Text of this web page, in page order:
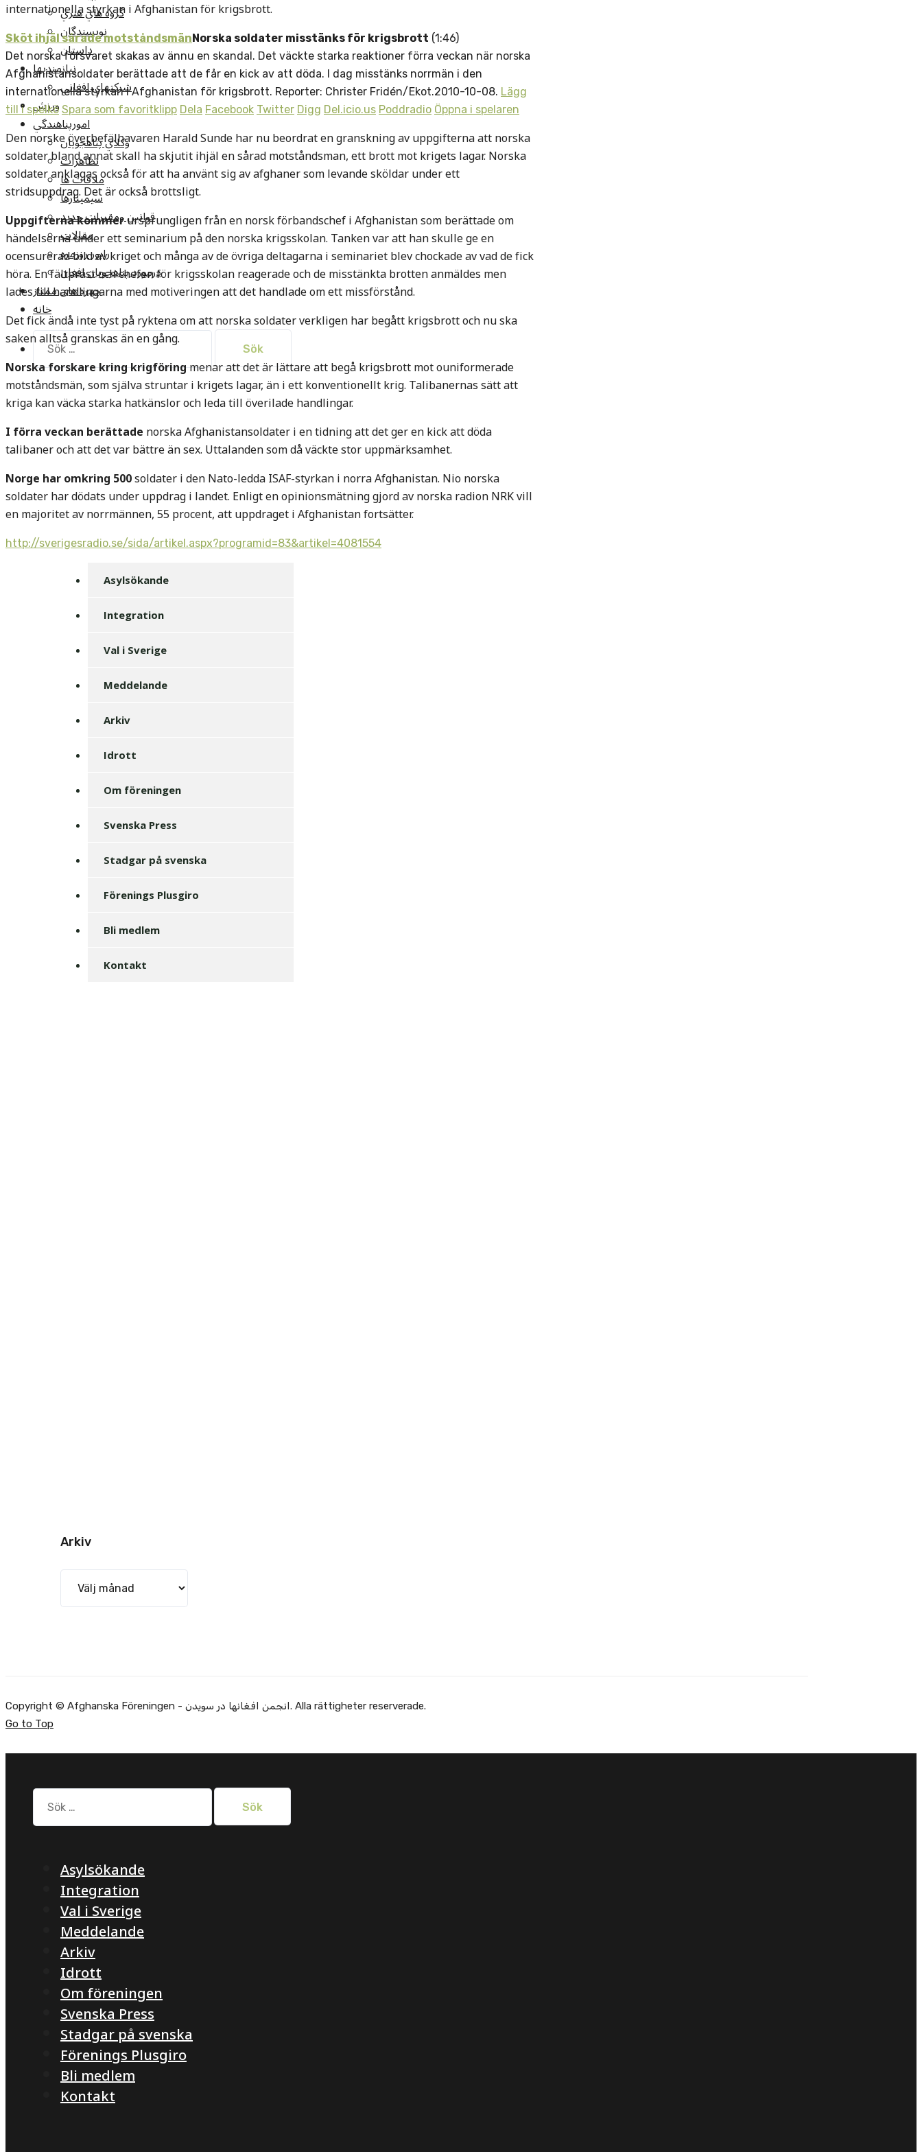
گروه هاي هنري
نويسندگان
داستان
نيازمنديها
شرکتهاي افغاني
ورزش
امورپناهندگي
وکلاي پناهجويان
تظاهرات
ملاقات ها
سيمينارها
قوانين ومقررات جديد
مقالات
راپور روزمره
درمورد پناهجويان افغان
چهره های ممتاز
خانه
Sök
efter:
internationella styrkan i Afghanistan för krigsbrott.
Sköt ihjäl sårade motståndsmänNorska soldater misstänks för krigsbrott (1:46)
Det norska försvaret skakas av ännu en skandal. Det väckte starka reaktioner förra veckan när norska
Afghanistansoldater berättade att de får en kick av att döda. I dag misstänks norrmän i den
internationella styrkan i Afghanistan för krigsbrott. Reporter: Christer Fridén/Ekot.2010-10-08. Lägg
till i spelkö Spara som favoritklipp Dela Facebook Twitter Digg Del.icio.us Poddradio Öppna i spelaren
Den norske överbefälhavaren Harald Sunde har nu beordrat en granskning av uppgifterna att norska
soldater bland annat skall ha skjutit ihjäl en sårad motståndsman, ett brott mot krigets lagar. Norska
soldater anklagas också för att ha använt sig av afghaner som levande sköldar under ett
stridsuppdrag. Det är också brottsligt.
Uppgifterna kommerursprungligen från en norsk förbandschef i Afghanistan som berättade om
händelserna under ett seminarium på den norska krigsskolan. Tanken var att han skulle ge en
ocensurerad bild av kriget och många av de övriga deltagarna i seminariet blev chockade av vad de fick
höra. En fältpräst och chefen för krigsskolan reagerade och de misstänkta brotten anmäldes men
lades till handlingarna med motiveringen att det handlade om ett missförstånd.
Det fick ändå inte tyst på ryktena om att norska soldater verkligen har begått krigsbrott och nu ska
saken alltså granskas än en gång.
Norska forskare kring krigföringmenar att det är lättare att begå krigsbrott mot ouniformerade
motståndsmän, som själva struntar i krigets lagar, än i ett konventionellt krig. Talibanernas sätt att
kriga kan väcka starka hatkänslor och leda till överilade handlingar.
I förra veckan berättadenorska Afghanistansoldater i en tidning att det ger en kick att döda
talibaner och att det var bättre än sex. Uttalanden som då väckte stor uppmärksamhet.
Norge har omkring 500soldater i den Nato-ledda ISAF-styrkan i norra Afghanistan. Nio norska
soldater har dödats under uppdrag i landet. Enligt en opinionsmätning gjord av norska radion NRK vill
en majoritet av norrmännen, 55 procent, att uppdraget i Afghanistan fortsätter.
http://sverigesradio.se/sida/artikel.aspx?programid=83&artikel=4081554
Asylsökande
Integration
Val i Sverige
Meddelande
Arkiv
Idrott
Om föreningen
Svenska Press
Stadgar på svenska
Förenings Plusgiro
Bli medlem
Kontakt
Arkiv
Copyright © Afghanska Föreningen - انجمن افغانها در سویدن. Alla rättigheter reserverade.
Go to Top
Sök
efter:
Asylsökande
Integration
Val i Sverige
Meddelande
Arkiv
Idrott
Om föreningen
Svenska Press
Stadgar på svenska
Förenings Plusgiro
Bli medlem
Kontakt